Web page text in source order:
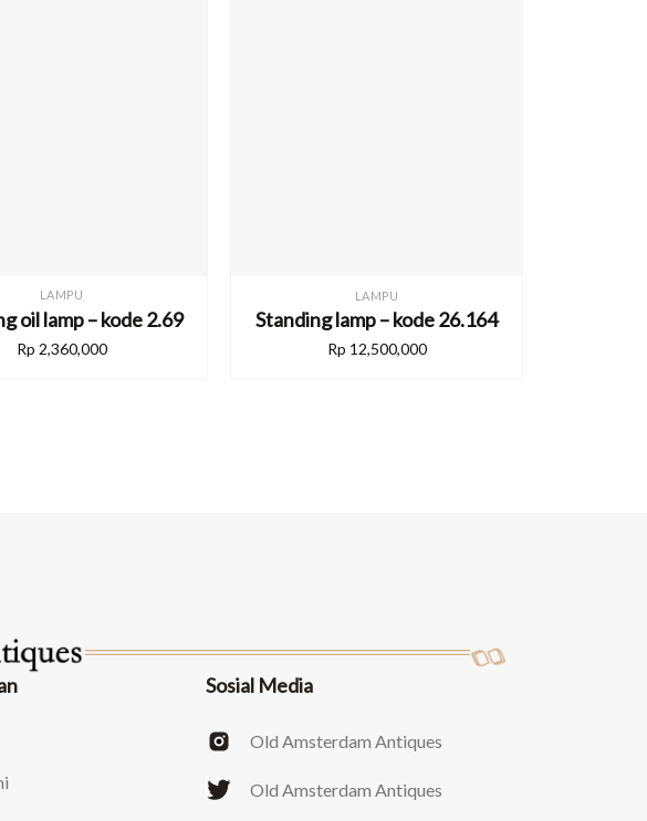
LAMPU
oil lamp – kode 2.69
Rp 2,360,000
LAMPU
Standing lamp – kode 26.164
Rp 12,500,000
Sosial Media
Old Amsterdam Antiques
Old Amsterdam Antiques